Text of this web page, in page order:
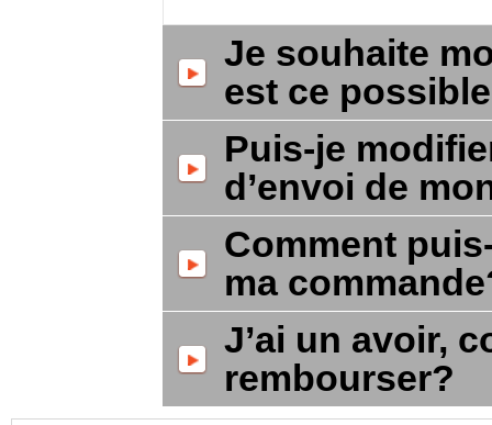
Je souhaite
est ce
Puis-je
d’envoi de
Comment
ma
J’ai un avoir,
rembourser?